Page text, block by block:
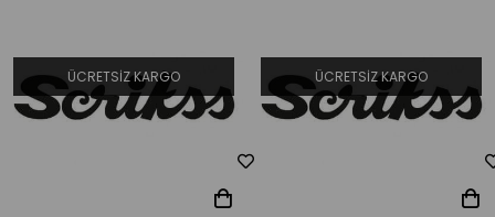
ÜCRETSIZ KARGO ÜCRETSIZ KARGO